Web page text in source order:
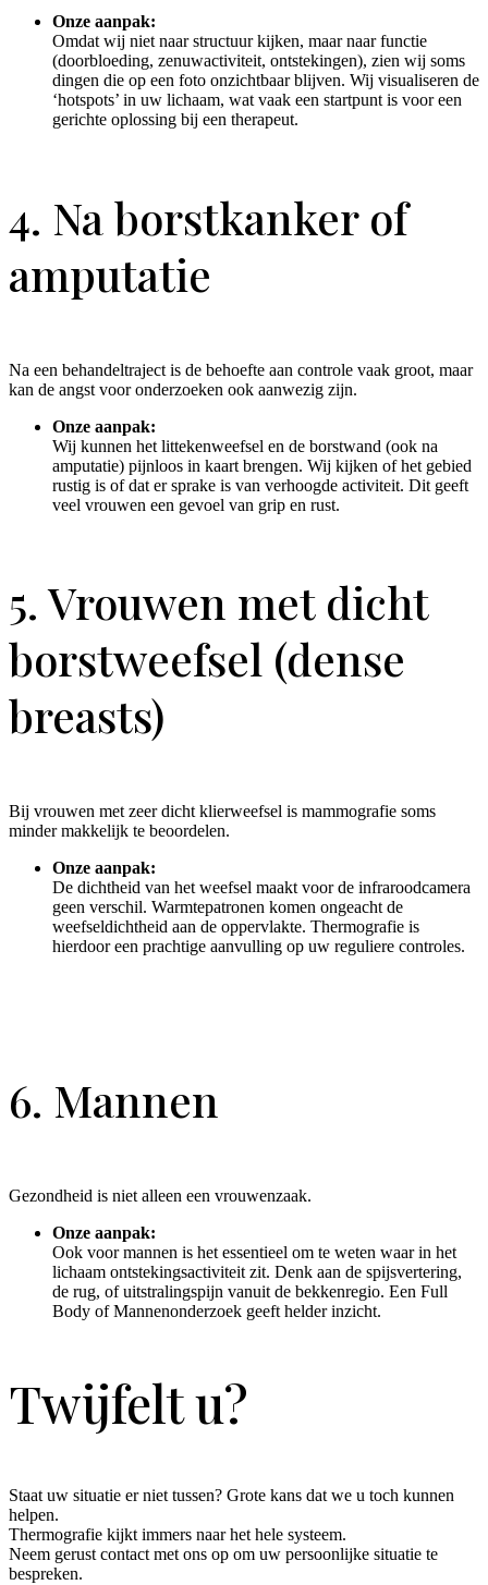
Onze aanpak:
Omdat wij niet naar structuur kijken, maar naar functie
(doorbloeding, zenuwactiviteit, ontstekingen), zien wij soms
dingen die op een foto onzichtbaar blijven. Wij visualiseren de
‘hotspots’ in uw lichaam, wat vaak een startpunt is voor een
gerichte oplossing bij een therapeut.
4. Na borstkanker of
amputatie
Na een behandeltraject is de behoefte aan controle vaak groot, maar
kan de angst voor onderzoeken ook aanwezig zijn.
Onze aanpak:
Wij kunnen het littekenweefsel en de borstwand (ook na
amputatie) pijnloos in kaart brengen. Wij kijken of het gebied
rustig is of dat er sprake is van verhoogde activiteit. Dit geeft
veel vrouwen een gevoel van grip en rust.
5. Vrouwen met dicht
borstweefsel (dense
breasts)
Bij vrouwen met zeer dicht klierweefsel is mammografie soms
minder makkelijk te beoordelen.
Onze aanpak:
De dichtheid van het weefsel maakt voor de infraroodcamera
geen verschil. Warmtepatronen komen ongeacht de
weefseldichtheid aan de oppervlakte. Thermografie is
hierdoor een prachtige aanvulling op uw reguliere controles.
6. Mannen
Gezondheid is niet alleen een vrouwenzaak.
Onze aanpak:
Ook voor mannen is het essentieel om te weten waar in het
lichaam ontstekingsactiviteit zit. Denk aan de spijsvertering,
de rug, of uitstralingspijn vanuit de bekkenregio. Een Full
Body of Mannenonderzoek geeft helder inzicht.
Twijfelt u?
Staat uw situatie er niet tussen? Grote kans dat we u toch kunnen
helpen.
Thermografie kijkt immers naar het hele systeem.
Neem gerust contact met ons op om uw persoonlijke situatie te
bespreken.